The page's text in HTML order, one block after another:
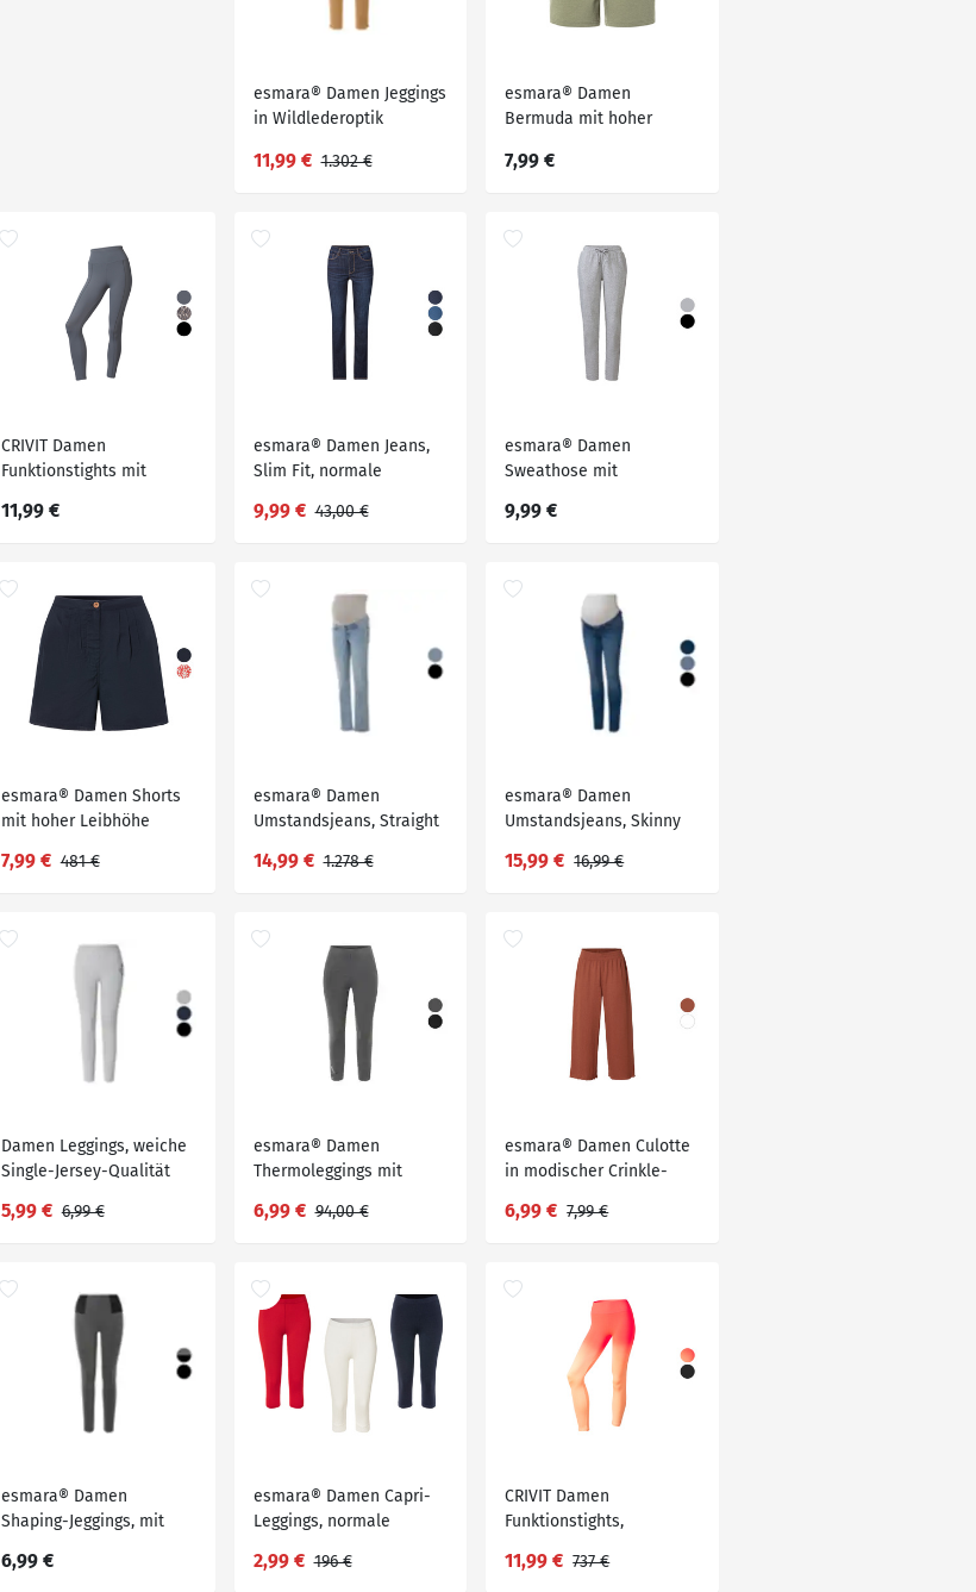
esmara® Damen Jeggings
in Wildlederoptik
11,99 € 1.302 €
esmara® Damen
Bermuda mit hoher
7,99 €
CRIVIT Damen
Funktionstights mit
11,99 €
esmara® Damen Jeans,
Slim Fit, normale
9,99 € 43,00 €
esmara® Damen
Sweathose mit
Leibhöhe
9,99 €
esmara® Damen Shorts
mit hoher Leibhöhe
7,99 € 481 €
esmara® Damen
Umstandsjeans, Straight
Baumwollanteil
14,99 € 1.278 €
esmara® Damen
Umstandsjeans, Skinny
Baumwollanteil
15,99 € 16,99 €
Damen Leggings, weiche
Single-Jersey-Qualität
5,99 € 6,99 €
esmara® Damen
Thermoleggings mit
6,99 € 94,00 €
esmara® Damen Culotte
in modischer Crinkle-
6,99 € 7,99 €
esmara® Damen
Shaping-Jeggings, mit
6,99 €
esmara® Damen Capri-
Leggings, normale
2,99 € 196 €
CRIVIT Damen
Funktionstights,
up-Effekt
11,99 € 737 €